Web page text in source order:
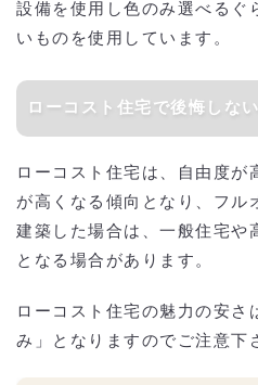
設備を使用し色のみ選べるぐ
いものを使用しています。
ローコスト住宅で後悔しな
ローコスト住宅は、自由度が
が高くなる傾向となり、フル
建築した場合は、一般住宅や
となる場合があります。
ローコスト住宅の魅力の安さ
み」となりますのでご注意下